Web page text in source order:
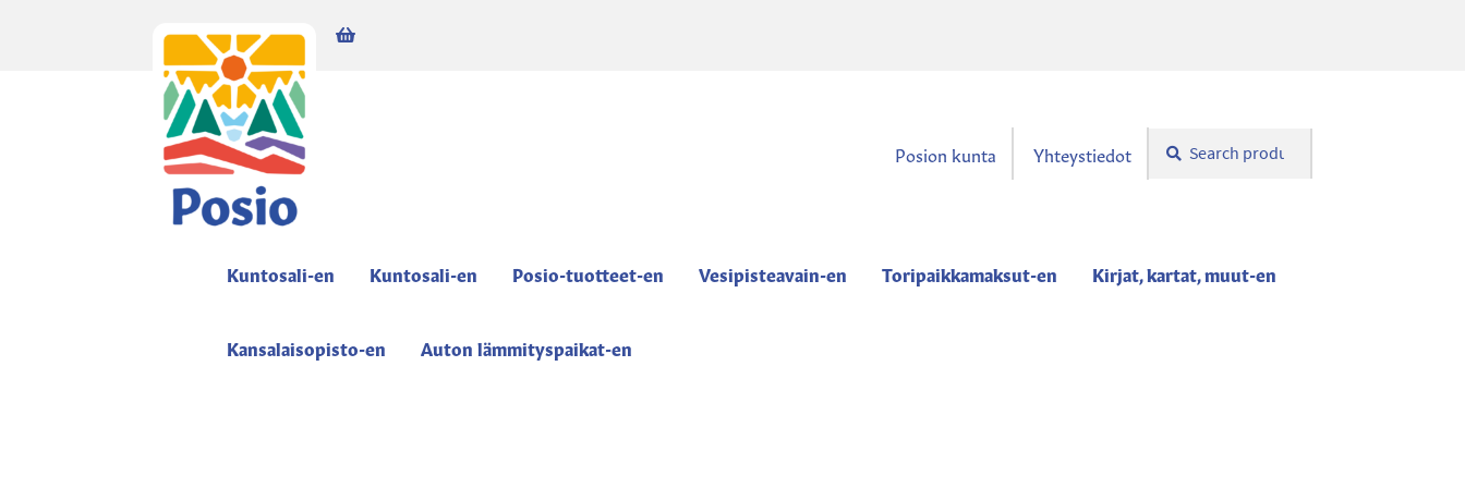
0,00€ 0 items
Posion kunta Yhteystiedot
Search
for:
Kuntosali-en Kuntosali-en Posio-tuotteet-en Vesipisteavain-en Toripaikkamaksut-en Kirjat, kartat, muut-en
Kansalaisopisto-en Auton lämmityspaikat-en